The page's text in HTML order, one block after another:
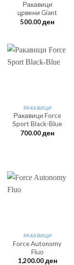
Ракавици
црвени Giant
500.00ден
РАКАВИЦИ
Ракавици Force
Sport Black-Blue
700.00ден
РАКАВИЦИ
Force Autonomy
Fluo
1,200.00ден